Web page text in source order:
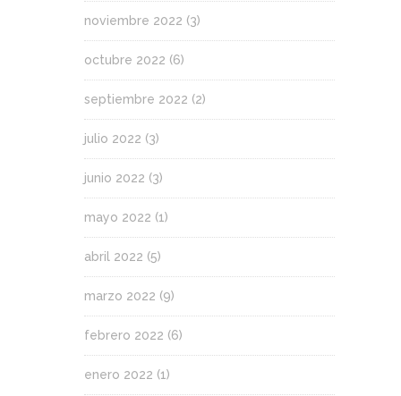
noviembre 2022 (3)
octubre 2022 (6)
septiembre 2022 (2)
julio 2022 (3)
junio 2022 (3)
mayo 2022 (1)
abril 2022 (5)
marzo 2022 (9)
febrero 2022 (6)
enero 2022 (1)